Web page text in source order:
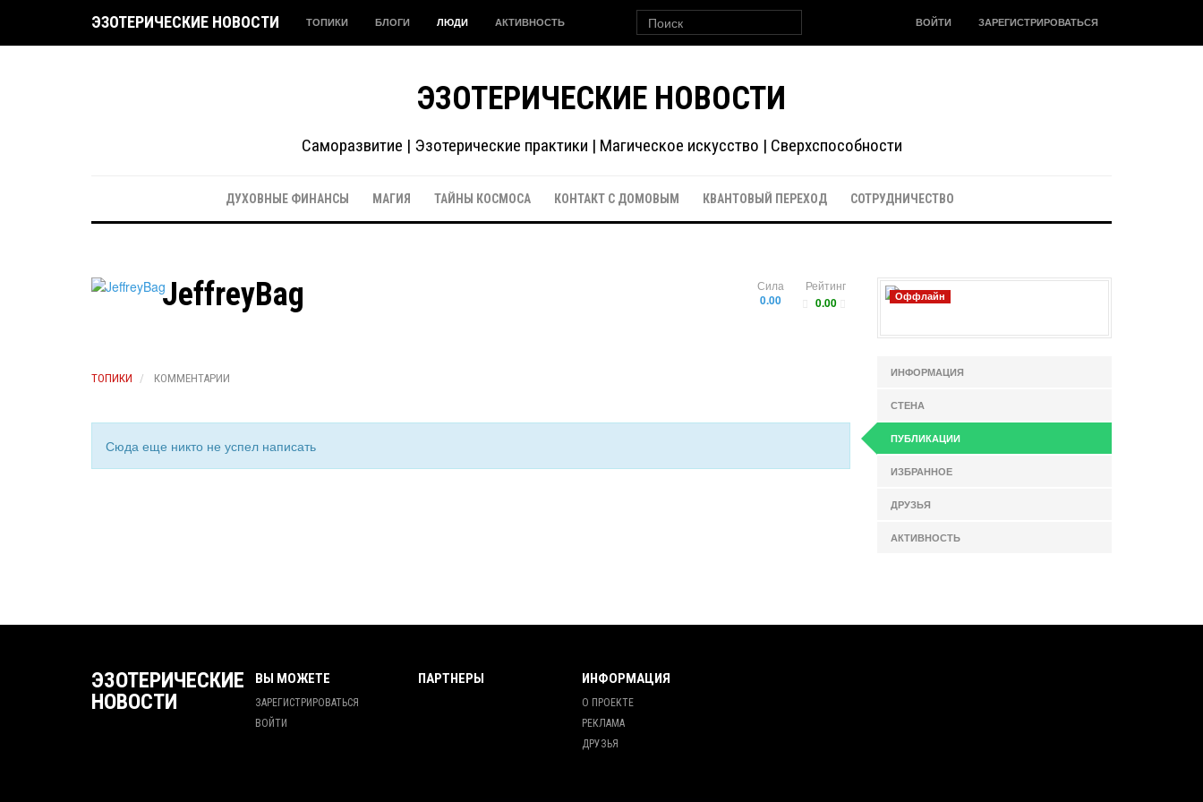
ЭЗОТЕРИЧЕСКИЕ НОВОСТИ ТОПИКИ БЛОГИ ЛЮДИ АКТИВНОСТЬ ВОЙТИ ЗАРЕГИСТРИРОВАТЬСЯ
ЭЗОТЕРИЧЕСКИЕ НОВОСТИ
Саморазвитие | Эзотерические практики | Магическое искусство | Сверхспособности
ДУХОВНЫЕ ФИНАНСЫ МАГИЯ ТАЙНЫ КОСМОСА КОНТАКТ С ДОМОВЫМ КВАНТОВЫЙ ПЕРЕХОД СОТРУДНИЧЕСТВО
Рейтинг
0.00
Сила
0.00
JeffreyBag
ТОПИКИ КОММЕНТАРИИ
Сюда еще никто не успел написать
Оффлайн
ИНФОРМАЦИЯ
СТЕНА
ПУБЛИКАЦИИ
ИЗБРАННОЕ
ДРУЗЬЯ
АКТИВНОСТЬ
ЭЗОТЕРИЧЕСКИЕ
НОВОСТИ
ВЫ МОЖЕТЕ
ЗАРЕГИСТРИРОВАТЬСЯ
ВОЙТИ
ПАРТНЕРЫ ИНФОРМАЦИЯ
О ПРОЕКТЕ
РЕКЛАМА
ДРУЗЬЯ